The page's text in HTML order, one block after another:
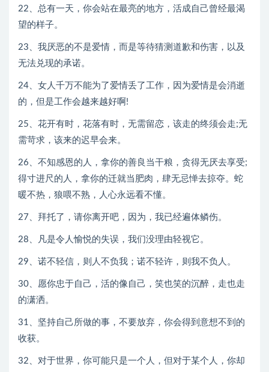
22、总有一天，你会站在最亮的地方，活成自己曾经最渴
望的样子。
23、我厌恶的不是爱情，而是等待猜测道歉和伤害，以及
无法兑现的承诺。
24、女人千万不能为了爱情丢了工作，因为爱情是会消逝
的，但是工作会越来越好啊!
25、花开有时，花落有时，无需留恋，该走的终须会走;无
需苛求，该来的迟早会来。
26、不知感恩的人，拿你的善良当干粮，贪得无厌去享受;
得寸进尺的人，拿你的迁就当肥肉，肆无忌惮去掠夺。蛇
暖不热，狼喂不熟，人心永远看不懂。
27、拜托了，请你离开吧，因为，我已经遍体鳞伤。
28、凡是令人愉悦的失误，我们没理由轻视它。
29、诺不轻信，则人不负我；诺不轻许，则我不负人。
30、愿你忠于自己，活的像自己，笑也笑的沉醉，走也走
的潇洒。
31、坚持自己所做的事，不要放弃，你会得到意想不到的
收获。
32、对于世界，你可能只是一个人，但对于某个人，你却